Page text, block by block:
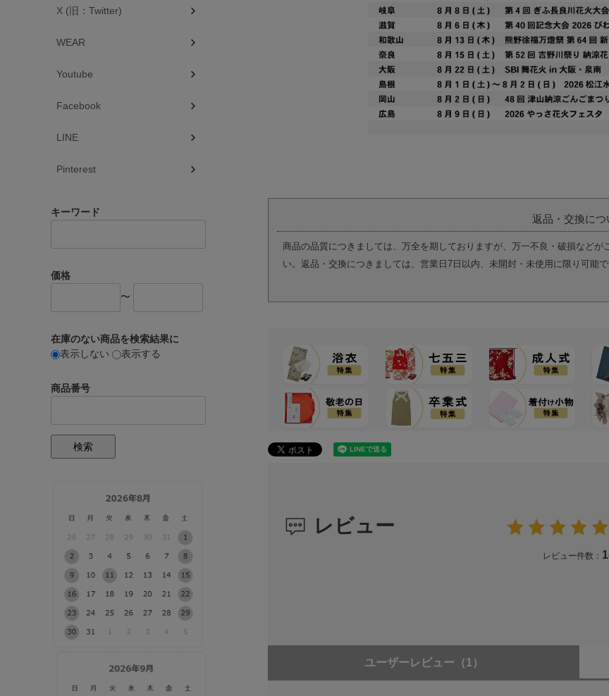
返品・交換につ
商品の品質につきましては、万全を期しておりますが、万一不良・破損など
い。返品・交換につきましては、営業日7日以内、未開封・未使用に限り可能で
レビュー
レビュー件数： 1
ユーザーレビュー （1）
X (旧：Twitter)
WEAR
Youtube
Facebook
LINE
Pinterest
キーワード
価格
〜
在庫のない商品を検索結果に
表示しない
表示する
商品番号
検索